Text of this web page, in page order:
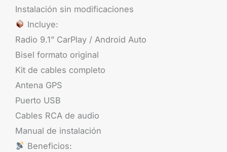
Instalación sin modificaciones
Incluye:
Radio 9.1” CarPlay / Android Auto
Bisel formato original
Kit de cables completo
Antena GPS
Puerto USB
Cables RCA de audio
Manual de instalación
Beneficios: